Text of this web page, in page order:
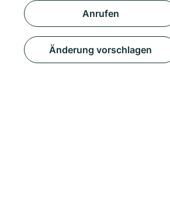
Anrufen
Änderung vorschlagen